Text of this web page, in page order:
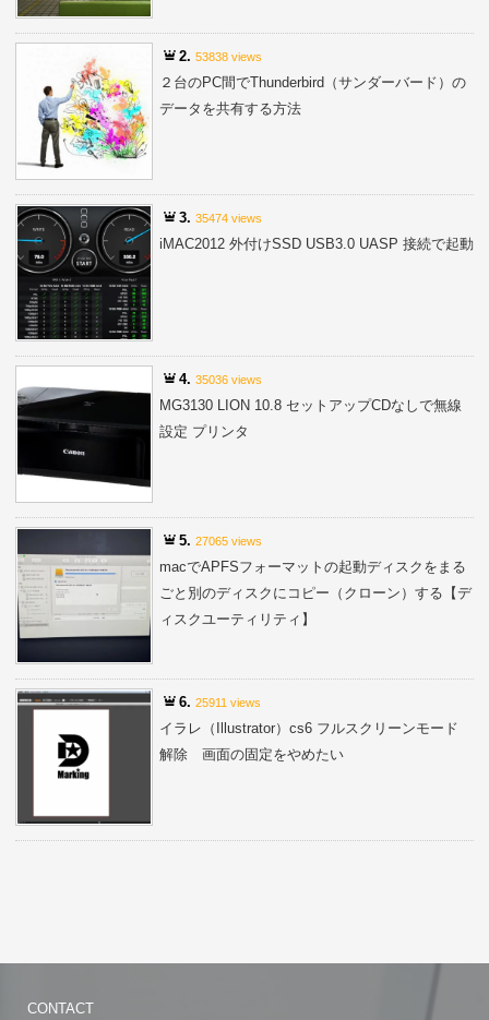
2.53838 views
２台のPC間でThunderbird（サンダーバード）の
データを共有する方法
3.35474 views
iMAC2012 外付けSSD USB3.0 UASP 接続で起動
4.35036 views
MG3130 LION 10.8 セットアップCDなしで無線
設定 プリンタ
5.27065 views
macでAPFSフォーマットの起動ディスクをまる
ごと別のディスクにコピー（クローン）する【デ
ィスクユーティリティ】
6.25911 views
イラレ（Illustrator）cs6 フルスクリーンモード
解除 画面の固定をやめたい
CONTACT